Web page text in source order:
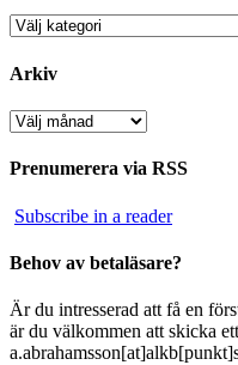
Kategorier
Arkiv
Arkiv
Prenumerera via RSS
Subscribe in a reader
Behov av betaläsare?
Är du intresserad att få en
är du välkommen att skicka